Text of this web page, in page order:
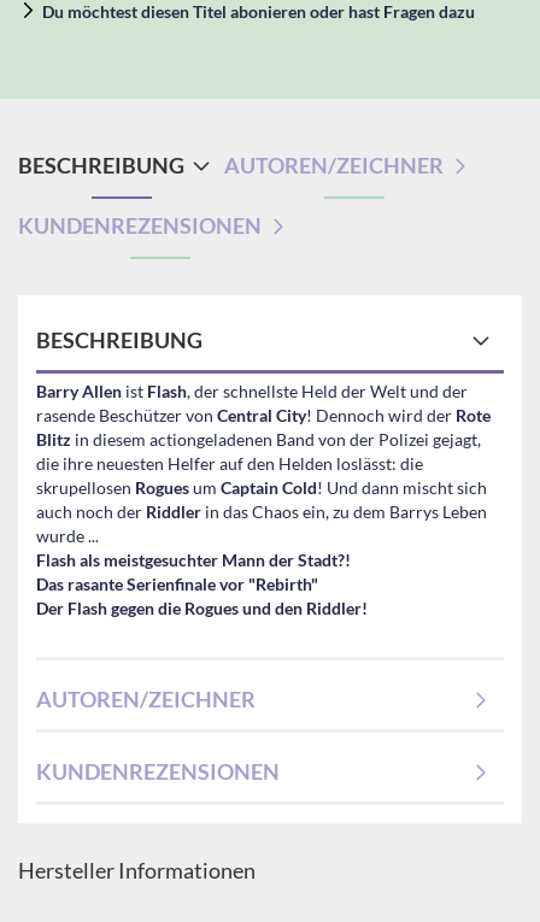
Du möchtest diesen Titel abonieren oder hast Fragen dazu
BESCHREIBUNG AUTOREN/ZEICHNER
KUNDENREZENSIONEN
BESCHREIBUNG
Barry Allen ist Flash, der schnellste Held der Welt und der
rasende Beschützer von Central City! Dennoch wird der Rote
Blitz in diesem actiongeladenen Band von der Polizei gejagt,
die ihre neuesten Helfer auf den Helden loslässt: die
skrupellosen Roguesum Captain Cold! Und dann mischt sich
auch noch der Riddler in das Chaos ein, zu dem Barrys Leben
wurde ...
Flash als meistgesuchter Mann der Stadt?!
Das rasante Serienfinale vor "Rebirth"
Der Flash gegen die Rogues und den Riddler!
AUTOREN/ZEICHNER
KUNDENREZENSIONEN
Hersteller Informationen